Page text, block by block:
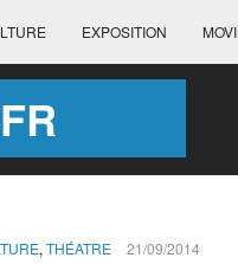
EXPOSITION
, THÉATRE 21/09/2014